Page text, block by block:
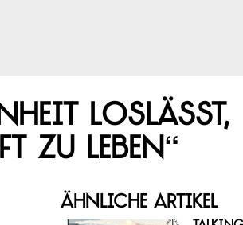
loslässt,
zu leben“
Ähnliche Artikel